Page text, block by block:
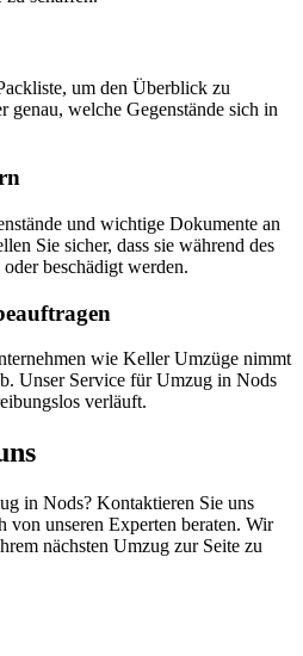
um den Überblick zu
genau, welche Gegenstände sich in
und wichtige Dokumente an
Sie sicher, dass sie während des
beschädigt werden.
wie Keller Umzüge nimmt
Unser Service für Umzug in Nods
verläuft.
in Nods? Kontaktieren Sie uns
von unseren Experten beraten. Wir
nächsten Umzug zur Seite zu